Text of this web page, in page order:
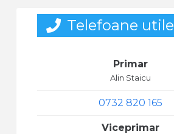
Telefoane utile
Primar
Alin Staicu
0732 820 165
Viceprimar